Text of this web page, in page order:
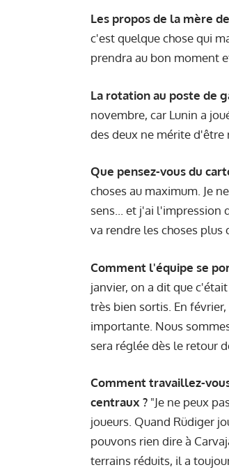
Les propos de la mère
c'est quelque chose qui
prendra au bon moment
La rotation au poste de
novembre, car Lunin a
des deux ne mérite
Que pensez-vous du
choses au maximum. Je
sens... et j'ai l'impression
va rendre les choses
Comment l'équipe se
janvier, on a dit que
très bien sortis. En
importante. Nous
sera réglée dès le retour
Comment travaillez-
centraux ? "Je ne peux
joueurs. Quand Rüdiger
pouvons rien dire à
terrains réduits, il a